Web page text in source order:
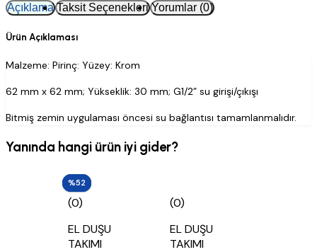
Açıklama Taksit Seçenekleri Yorumlar (0)
Ürün Açıklaması
Malzeme: Pirinç: Yüzey: Krom
62 mm x 62 mm; Yükseklik: 30 mm; G1/2” su girişi/çıkışı
Bitmiş zemin uygulaması öncesi su bağlantısı tamamlanmalıdır.
Yanında hangi ürün iyi gider?
%52
(0)
EL DUŞU
TAKIMI
%52
(0)
EL DUŞU
TAKIMI